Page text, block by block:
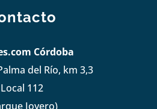
Córdoba
del Río, km 3,3
Local 112
Joyero)